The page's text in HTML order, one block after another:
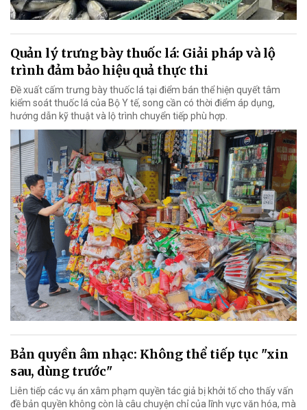
Quản lý trưng bày thuốc lá: Giải pháp và lộ
trình đảm bảo hiệu quả thực thi
Đề xuất cấm trưng bày thuốc lá tại điểm bán thể hiện quyết tâm
kiểm soát thuốc lá của Bộ Y tế, song cần có thời điểm áp dụng,
hướng dẫn kỹ thuật và lộ trình chuyển tiếp phù hợp.
Bản quyền âm nhạc: Không thể tiếp tục "xin
sau, dùng trước"
Liên tiếp các vụ án xâm phạm quyền tác giả bị khởi tố cho thấy vấn
đề bản quyền không còn là câu chuyện chỉ của lĩnh vực văn hóa, mà